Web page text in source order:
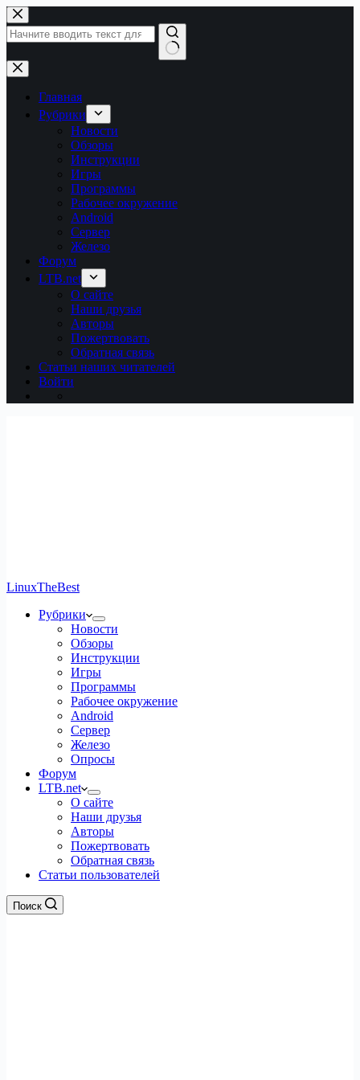
Перейти
к
сути
Ничего
не
найденоГлавная
Рубрики
Новости
Обзоры
Инструкции
Игры
Программы
Рабочее окружение
Android
Сервер
Железо
Форум
LTB.net
О сайте
Наши друзья
Авторы
Пожертвовать
Обратная связь
Статьи наших читателей
Войти
LinuxTheBest
Рубрики
Новости
Обзоры
Инструкции
Игры
Программы
Рабочее окружение
Android
Сервер
Железо
Опросы
Форум
LTB.net
О сайте
Наши друзья
Авторы
Пожертвовать
Обратная связь
Статьи пользователей
Поиск